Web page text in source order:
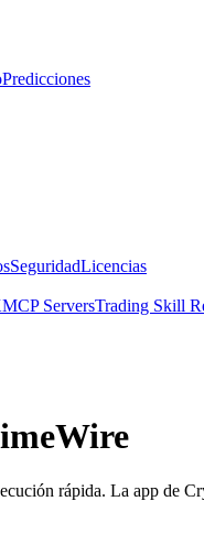
Predicciones
SeguridadLicencias
MCP ServersTrading Skill
rápida. La app de